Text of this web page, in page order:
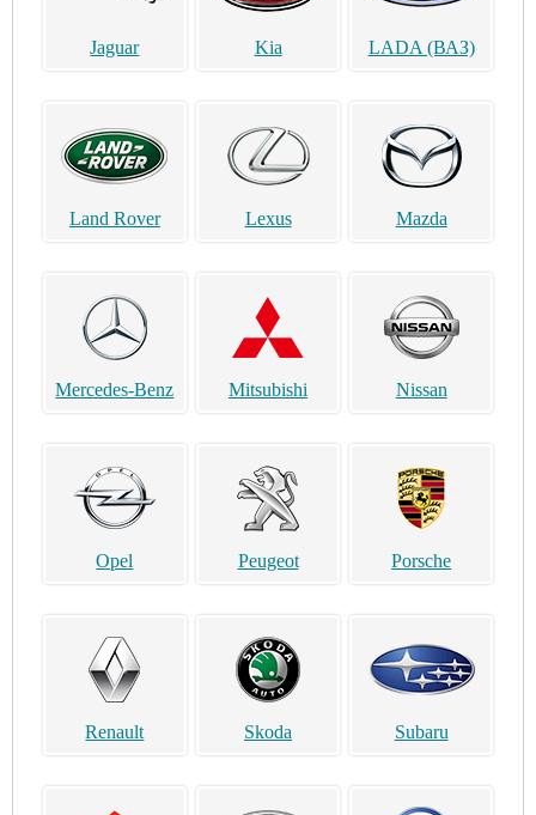
Jaguar Kia LADA (ВАЗ)
Land Rover Lexus Mazda
Mercedes-Benz Mitsubishi Nissan
Opel Peugeot Porsche
Renault Skoda Subaru